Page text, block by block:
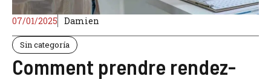
07/01/2025 Damien
Sin categoría
Comment prendre rendez-